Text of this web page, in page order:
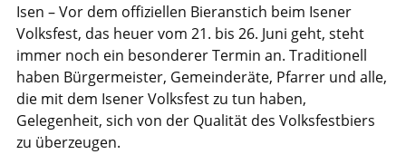
Isen – Vor dem offiziellen Bieranstich beim Isener
Volksfest, das heuer vom 21. bis 26. Juni geht, steht
immer noch ein besonderer Termin an. Traditionell
haben Bürgermeister, Gemeinderäte, Pfarrer und alle,
die mit dem Isener Volksfest zu tun haben,
Gelegenheit, sich von der Qualität des Volksfestbiers
zu überzeugen.